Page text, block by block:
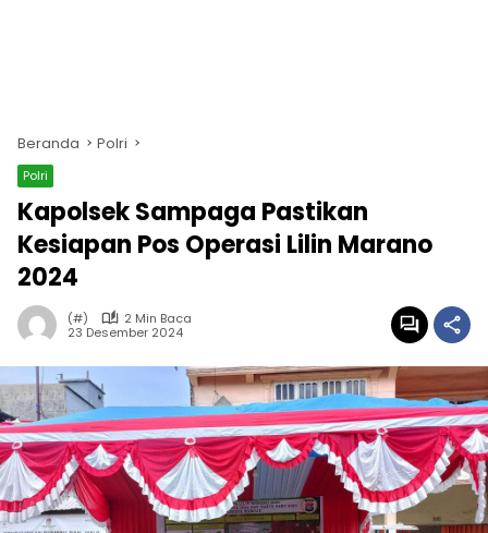
Beranda Polri
Polri
Kapolsek Sampaga Pastikan
Kesiapan Pos Operasi Lilin Marano
2024
(#)
2 Min Baca
23 Desember 2024